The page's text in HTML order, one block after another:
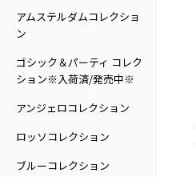
アムステルダムコレクショ
ン
ゴシック＆パーティ コレク
ション※入荷済/発売中※
アンジェロコレクション
ロッソコレクション
ブルーコレクション